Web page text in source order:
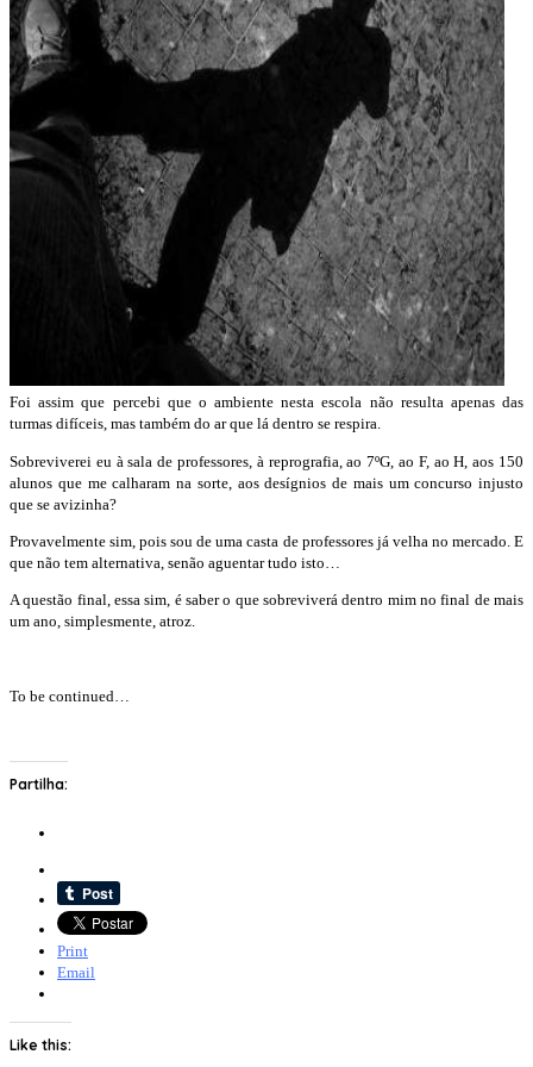
Foi assim que percebi que o ambiente nesta escola não resulta apenas das
turmas difíceis, mas também do ar que lá dentro se respira.
Sobreviverei eu à sala de professores, à reprografia, ao 7ºG, ao F, ao H, aos 150
alunos que me calharam na sorte, aos desígnios de mais um concurso injusto
que se avizinha?
Provavelmente sim, pois sou de uma casta de professores já velha no mercado. E
que não tem alternativa, senão aguentar tudo isto…
A questão final, essa sim, é saber o que sobreviverá dentro mim no final de mais
um ano, simplesmente, atroz.
To be continued…
Partilha:
Print
Email
Like this: